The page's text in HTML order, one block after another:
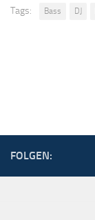
Tags: Bass DJ
FOLGEN: